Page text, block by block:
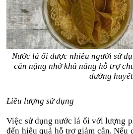
Nước lá ổi được nhiều người sử
cân nặng nhờ khả năng hỗ trợ
đường huyết
Liều lượng sử dụng
Việc sử dụng nước lá ổi với lượng
đến hiệu quả hỗ trợ giảm cân. Nếu